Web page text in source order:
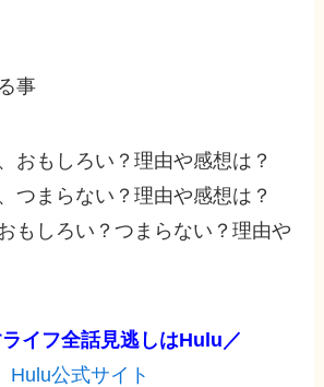
事
おもしろい？理由や感想は？
つまらない？理由や感想は？
もしろい？つまらない？理由や
イフ全話見逃しはHulu／
Hulu公式サイト